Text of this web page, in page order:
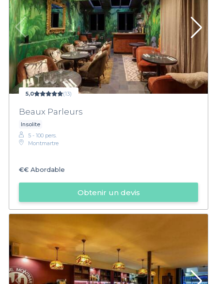
5,0 (13)
Beaux Parleurs
Insolite
5 - 100 pers.
Montmartre
€€ Abordable
Obtenir un devis